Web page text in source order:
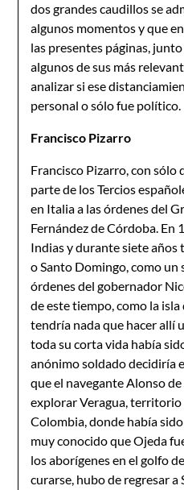
dos grandes caudillos se
algunos momentos y que
las presentes páginas,
algunos de sus más
analizar si ese
personal o sólo fue político.
Francisco Pizarro
Francisco Pizarro, con sólo
parte de los Tercios
en Italia a las órdenes del
Fernández de Córdoba. En
Indias y durante siete años
o Santo Domingo, como un
órdenes del gobernador
de este tiempo, como la
tendría nada que hacer allí
toda su corta vida había
anónimo soldado decidiría
que el navegante Alonso
explorar Veragua, territorio
Colombia, donde había
muy conocido que Ojeda
los aborígenes en el golfo
curarse, hubo de regresar